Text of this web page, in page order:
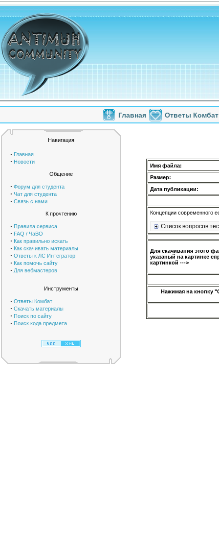
Главная Ответы Комбат
Навигация
· Главная
· Новости
Общение
· Форум для студента
· Чат для студента
· Связь с нами
К прочтению
· Правила сервиса
· FAQ / ЧаВО
· Как правильно искать
· Как скачивать материалы
· Ответы к ЛС Интегратор
· Как помочь сайту
· Для вебмастеров
Инструменты
· Ответы Комбат
· Скачать материалы
· Поиск по сайту
· Поиск кода предмета
Имя файла:
Размер:
Дата публикации:
Концепции современного
Список вопросов
Для скачивания этого
указаный на картинке
картинкой --->
Нажимая на кнопку